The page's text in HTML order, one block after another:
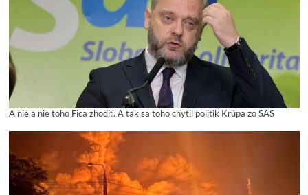
A nie a nie toho Fica zhodiť. A tak sa toho chytil politik Krúpa zo SAS